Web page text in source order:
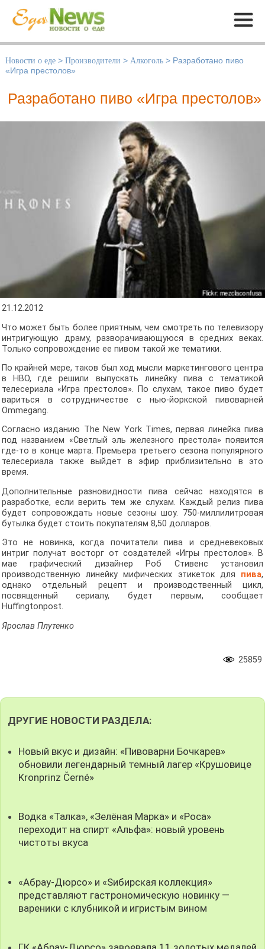
Меню
Новости о еде > Производители > Алкоголь > Разработано пиво
«Игра престолов»
Разработано пиво «Игра престолов»
21.12.2012
Что может быть более приятным, чем смотреть по телевизору
интригующую драму, разворачивающуюся в средних веках.
Только сопровождение ее пивом такой же тематики.
По крайней мере, таков был ход мысли маркетингового центра
в HBO, где решили выпускать линейку пива с тематикой
телесериала «Игра престолов». По слухам, такое пиво будет
вариться в сотрудничестве с нью-йоркской пивоварней
Ommegang.
Согласно изданию The New York Times, первая линейка пива
под названием «Светлый эль железного престола» появится
где-то в конце марта. Премьера третьего сезона популярного
телесериала также выйдет в эфир приблизительно в это
время.
Дополнительные разновидности пива сейчас находятся в
разработке, если верить тем же слухам. Каждый релиз пива
будет сопровождать новые сезоны шоу. 750-миллилитровая
бутылка будет стоить покупателям 8,50 долларов.
Это не новинка, когда почитатели пива и средневековых
интриг получат восторг от создателей «Игры престолов». В
мае графический дизайнер Роб Стивенс установил
производственную линейку мифических этикеток для пива,
однако отдельный рецепт и производственный цикл,
посвященный сериалу, будет первым, сообщает
Huffingtonpost.
Ярослав Плутенко
25859
ДРУГИЕ НОВОСТИ РАЗДЕЛА:
Новый вкус и дизайн: «Пивоварни Бочкарев»
обновили легендарный темный лагер «Крушовице
Kronprinz Černé»
Водка «Талка», «Зелёная Марка» и «Роса»
переходит на спирт «Альфа»: новый уровень
чистоты вкуса
«Абрау-Дюрсо» и «Sибирская коллекция»
представляют гастрономическую новинку —
вареники с клубникой и игристым вином